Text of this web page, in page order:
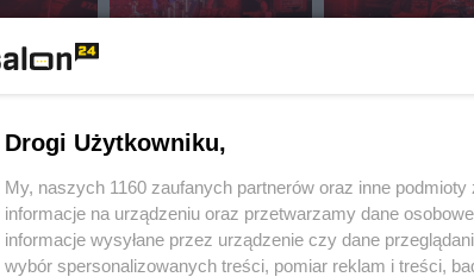
Drogi Użytkowniku,
My, naszych 1160 zaufanych partnerów oraz inne
informacje na urządzeniu oraz przetwarzamy dane
informacje wysyłane przez urządzenie czy dane
wybór spersonalizowanych treści, pomiar reklam i treści,